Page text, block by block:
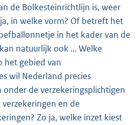
de Bolkesteinrichtlijn is, weer
in welke vorm? Of betreft het
in het kader van de
natuurlijk ook ... Welke
het gebied van
wil Nederland precies
onder de verzekeringsplichtigen
en de
Zo ja, welke inzet kiest